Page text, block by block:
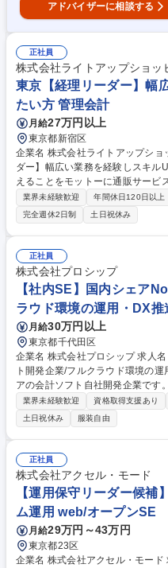
アドバイザーに相談する
正社員
株式会社ライトアップショッ
東京【経理リーダー】幅
たい方 管理会計
月給27万円以上
東京都新宿区
企業名 株式会社ライトアップショッピングクラブ
ダー】幅広い業務を経験しスキルUPしたい方 仕事の
えることをモットーに通販サービ
募集します。入社後、ご経験に合
す。 ◆日次・・・仕訳入力・チェック業務 ◆月次・・・試算表（T/B）作
成、月次決算 ◆半期・・・半期決
業務、各種税務業務、連結決算補
務をお任せしたいと考えておりま
環境です！ 募集職種 東京【経理リーダー】幅広い業務を経験しスキルUP
したい方
業界未経験歓迎 年間休日120日以上
完全週休2日制
土日祝休み
正社員
株式会社プロシップ
【社内SE】国内シェア
ラウド環境の運用・DX
月給30万円以上
東京都千代田区
企業名 株式会社プロシップ 求人名 【社内SE】国内シェアNo.1会計ソフ
ト開発企業/フルクラウド環境の運用・DX推進 仕事の
アの会計ソフト自社開発企業です
持ち、固定資産管理領域では日本
ラウド環境を実現し、成長を支援する
他部門DX支援/スキル教育/データ
デスク:社内システム利用に関す
ムとPCセットアップの運用対応 ■
ネットワーク環境の運用、業務効
案 ■インフラ構築/管理：既存イ
募集職種 【社内SE】国内シェア
境の運用・DX推進
業界未経験歓迎 資格取得支援あり
土日祝休み
服装自由
正社員
株式会社アクセル・モード
【運用保守リーダー候補
ム運用 web/オープンSE
月給29万円～43万円
東京都23区
企業名 株式会社アクセル・モード 求人名 【運用保守リーダー候補】大手